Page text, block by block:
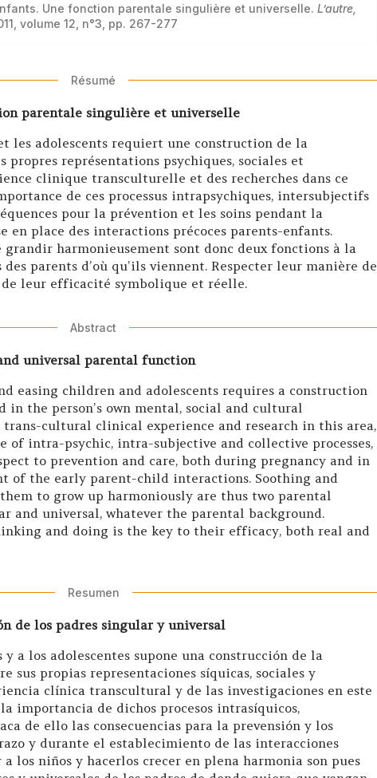
Une fonction parentale singulière et universelle. L’autre,
volume 12, n°3, pp. 267-277
Résumé
parentale singulière et universelle
les adolescents requiert une construction de la
propres représentations psychiques, sociales et
clinique transculturelle et des recherches dans ce
de ces processus intrapsychiques, intersubjectifs
pour la prévention et les soins pendant la
en place des interactions précoces parents-enfants.
harmonieusement sont donc deux fonctions à la
parents d’où qu’ils viennent. Respecter leur manière de
leur efficacité symbolique et réelle.
Abstract
universal parental function
easing children and adolescents requires a construction
in the person’s own mental, social and cultural
cultural clinical experience and research in this area,
of intra-psychic, intra-subjective and collective processes,
to prevention and care, both during pregnancy and in
of the early parent-child interactions. Soothing and
to grow up harmoniously are thus two parental
and universal, whatever the parental background.
and doing is the key to their efficacy, both real and
Resumen
de los padres singular y universal
y a los adolescentes supone una construcción de la
sus propias representaciones síquicas, sociales y
clínica transcultural y de las investigaciones en este
importancia de dichos procesos intrasíquicos,
de ello las consecuencias para la prevensión y los
y durante el establecimiento de las interacciones
a los niños y hacerlos crecer en plena harmonia son pues